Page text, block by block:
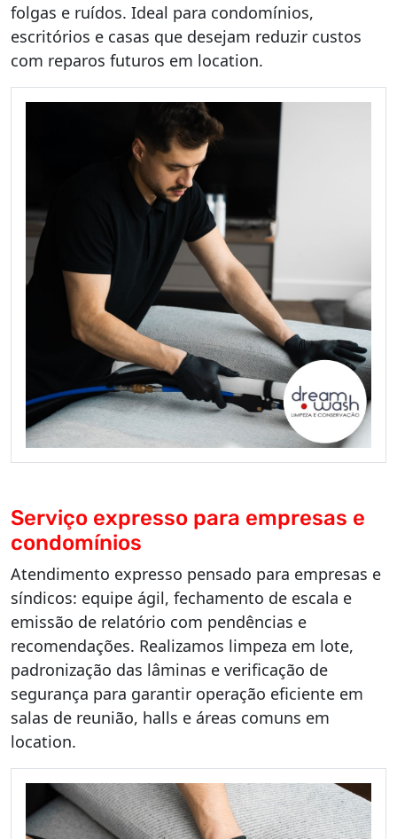
folgas e ruídos. Ideal para condomínios,
escritórios e casas que desejam reduzir custos
com reparos futuros em location.
Serviço expresso para empresas e
condomínios
Atendimento expresso pensado para empresas e
síndicos: equipe ágil, fechamento de escala e
emissão de relatório com pendências e
recomendações. Realizamos limpeza em lote,
padronização das lâminas e verificação de
segurança para garantir operação eficiente em
salas de reunião, halls e áreas comuns em
location.